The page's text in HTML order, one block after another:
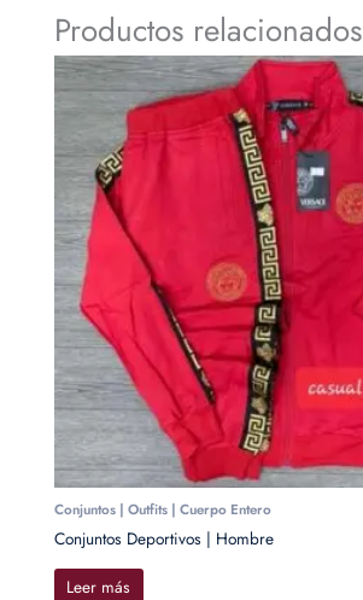
Productos relacionados
Conjuntos | Outfits | Cuerpo Entero
Conjuntos Deportivos | Hombre
Leer más